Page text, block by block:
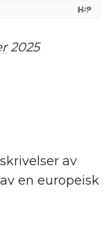
2025
av
en europeisk